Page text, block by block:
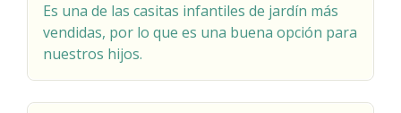
Es una de las casitas infantiles de jardín más
vendidas, por lo que es una buena opción para
nuestros hijos.